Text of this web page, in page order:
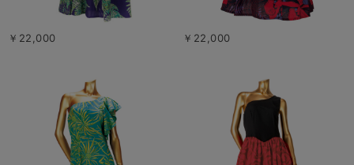
￥22,000 ￥22,000